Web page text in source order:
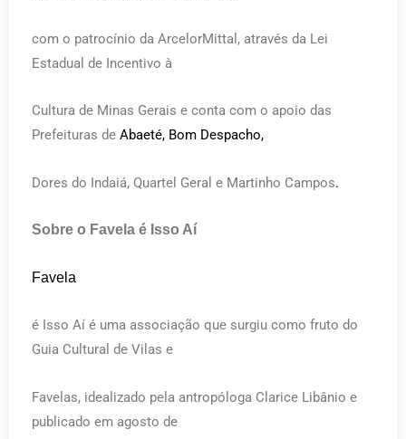
com o patrocínio da ArcelorMittal, através da Lei
Estadual de Incentivo à
Cultura de Minas Gerais e conta com o apoio das
Prefeituras de Abaeté, Bom Despacho,
Dores do Indaiá, Quartel Geral e Martinho Campos.
Sobre o Favela é Isso Aí
Favela
é Isso Aí é uma associação que surgiu como fruto do
Guia Cultural de Vilas e
Favelas, idealizado pela antropóloga Clarice Libânio e
publicado em agosto de